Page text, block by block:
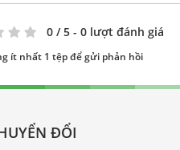
0 / 5 - 0 lượt đánh giá
ít nhất 1 tệp để gửi phản hồi
ĐỔI